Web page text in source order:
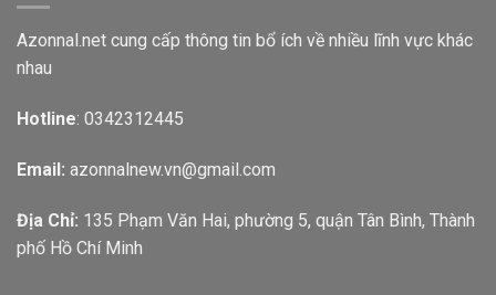
Azonnal.net cung cấp thông tin bổ ích về nhiều lĩnh vực khác
nhau
Hotline: 0342312445
Email: azonnalnew.vn@gmail.com
Địa Chỉ: 135 Phạm Văn Hai, phường 5, quận Tân Bình, Thành
phố Hồ Chí Minh